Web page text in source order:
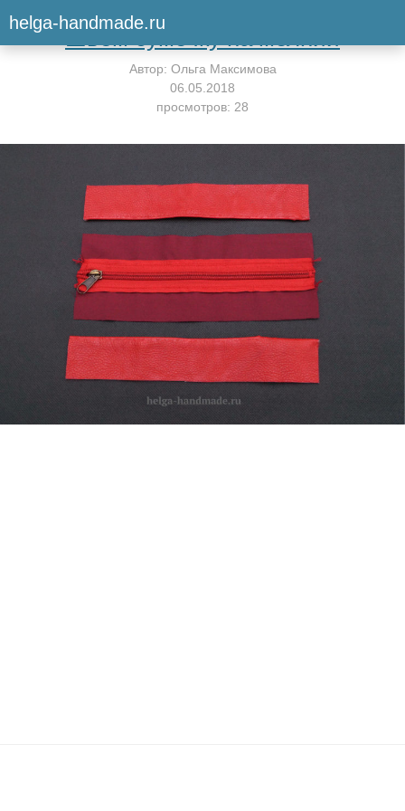
helga-handmade.ruВернуться к мастер-классу
Шьём сумочку на молнии
Автор: Ольга Максимова
06.05.2018
просмотров: 28